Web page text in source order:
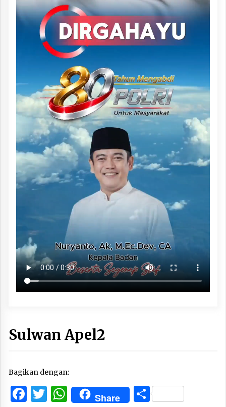
Sulwan Apel2
Bagikan dengan:
Facebook
Twitter
WhatsApp
Share Share